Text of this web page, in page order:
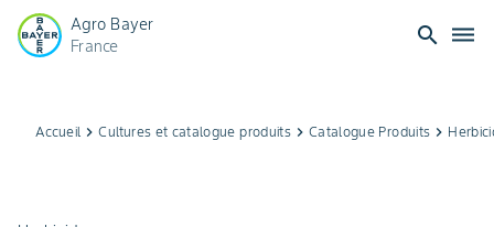
Agro Bayer
France
search dehaze
Accueil keyboard_arrow_rightCultures et catalogue produitskeyboard_arrow_right Catalogue Produits keyboard_arrow_right